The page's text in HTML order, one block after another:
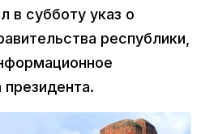
в субботу указ о
республики,
президента.